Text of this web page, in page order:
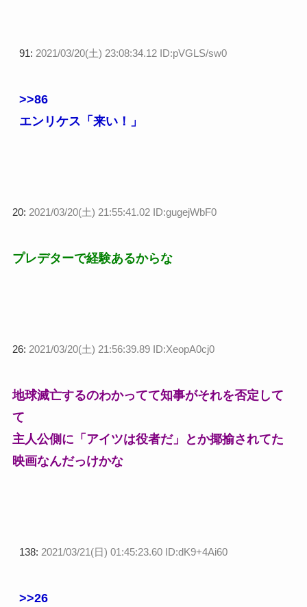
91: 2021/03/20(土) 23:08:34.12 ID:pVGLS/sw0
>>86
エンリケス「来い！」
20: 2021/03/20(土) 21:55:41.02 ID:gugejWbF0
プレデターで経験あるからな
26: 2021/03/20(土) 21:56:39.89 ID:XeopA0cj0
地球滅亡するのわかってて知事がそれを否定して
て
主人公側に「アイツは役者だ」とか揶揄されてた
映画なんだっけかな
138: 2021/03/21(日) 01:45:23.60 ID:dK9+4Ai60
>>26